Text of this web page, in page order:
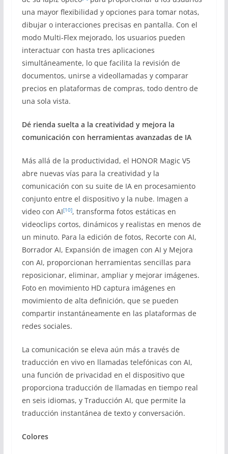
una mayor flexibilidad y opciones para tomar notas,
dibujar o interacciones precisas en pantalla. Con el
modo Multi-Flex mejorado, los usuarios pueden
interactuar con hasta tres aplicaciones
simultáneamente, lo que facilita la revisión de
documentos, unirse a videollamadas y comparar
precios en plataformas de compras, todo dentro de
una sola vista.
Dé rienda suelta a la creatividad y mejora la
comunicación con herramientas avanzadas de IA
Más allá de la productividad, el HONOR Magic V5
abre nuevas vías para la creatividad y la
comunicación con su suite de IA en procesamiento
conjunto entre el dispositivo y la nube. Imagen a
video con AI[10], transforma fotos estáticas en
videoclips cortos, dinámicos y realistas en menos de
un minuto. Para la edición de fotos, Recorte con AI,
Borrador AI, Expansión de imagen con AI y Mejora
con AI, proporcionan herramientas sencillas para
reposicionar, eliminar, ampliar y mejorar imágenes.
Foto en movimiento HD captura imágenes en
movimiento de alta definición, que se pueden
compartir instantáneamente en las plataformas de
redes sociales.
La comunicación se eleva aún más a través de
traducción en vivo en llamadas telefónicas con AI,
una función de privacidad en el dispositivo que
proporciona traducción de llamadas en tiempo real
en seis idiomas, y Traducción AI, que permite la
traducción instantánea de texto y conversación.
Colores